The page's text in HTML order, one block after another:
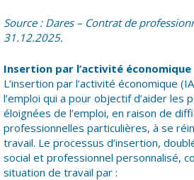
Source : Dares – Contrat de
31.12.2025.
Insertion par l’activité économique
L’insertion par l’activité économique
l’emploi qui a pour objectif d’aider les
éloignées de l’emploi, en raison de
professionnelles particulières, à se
travail. Le processus d’insertion,
social et professionnel personnalisé,
situation de travail par :